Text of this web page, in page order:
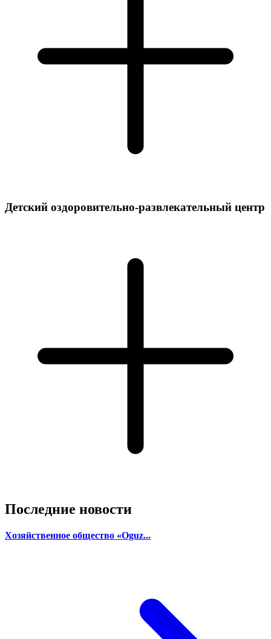
Детский оздоровительно-развлекательный центр
Последние новости
Хозяйственное общество «Oguz...